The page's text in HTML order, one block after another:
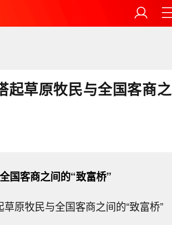
起草原牧民与全国客商之
国客商之间的“致富桥”
原牧民与全国客商之间的“致富桥”